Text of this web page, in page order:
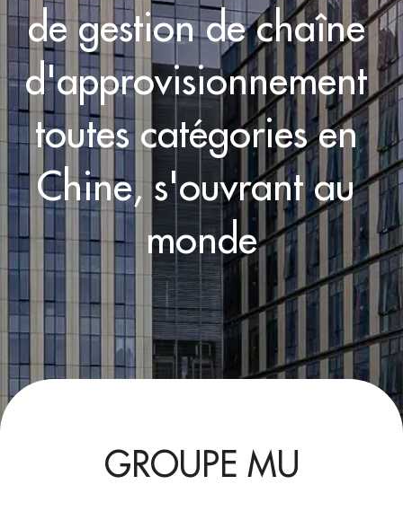
de gestion de chaîne
d'approvisionnement
toutes catégories en
Chine, s'ouvrant au
monde
GROUPE MU